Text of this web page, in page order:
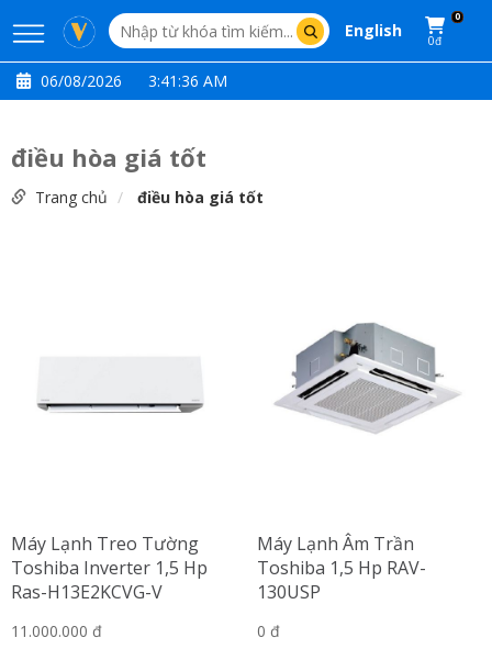
English
0
0đ
06/08/2026 3:41:38 AM
điều hòa giá tốt
Trang chủ điều hòa giá tốt
Máy Lạnh Treo Tường
Toshiba Inverter 1,5 Hp
Ras-H13E2KCVG-V
11.000.000 đ
Máy Lạnh Âm Trần
Toshiba 1,5 Hp RAV-
130USP
0 đ